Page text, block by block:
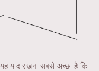
यह याद रखना सबसे अच्छा है कि